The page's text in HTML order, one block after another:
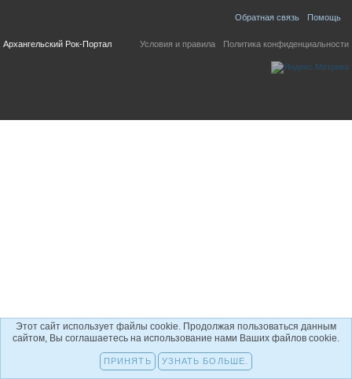
Обратная связь Помощь
Условия и правила Политика конфиденциальности
Архангельский Рок-Портал
Этот сайт использует файлы cookie. Продолжая пользоваться данным
сайтом, Вы соглашаетесь на использование нами Ваших файлов cookie.
ПРИНЯТЬ УЗНАТЬ БОЛЬШЕ.